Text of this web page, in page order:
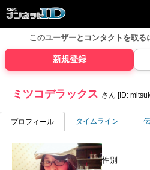
このユーザーとコンタクトを取る
新規登録
ミツコデラックス さん [ID:
プロフィール タイムライン
性別